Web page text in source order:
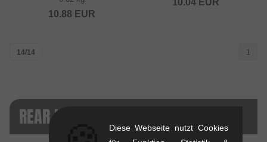
10.88 EUR
10.04EUR
14/14 1
REAR HUBGUARDS ERSATZTEILE FAQ
Diese Webseite nutzt Cookies